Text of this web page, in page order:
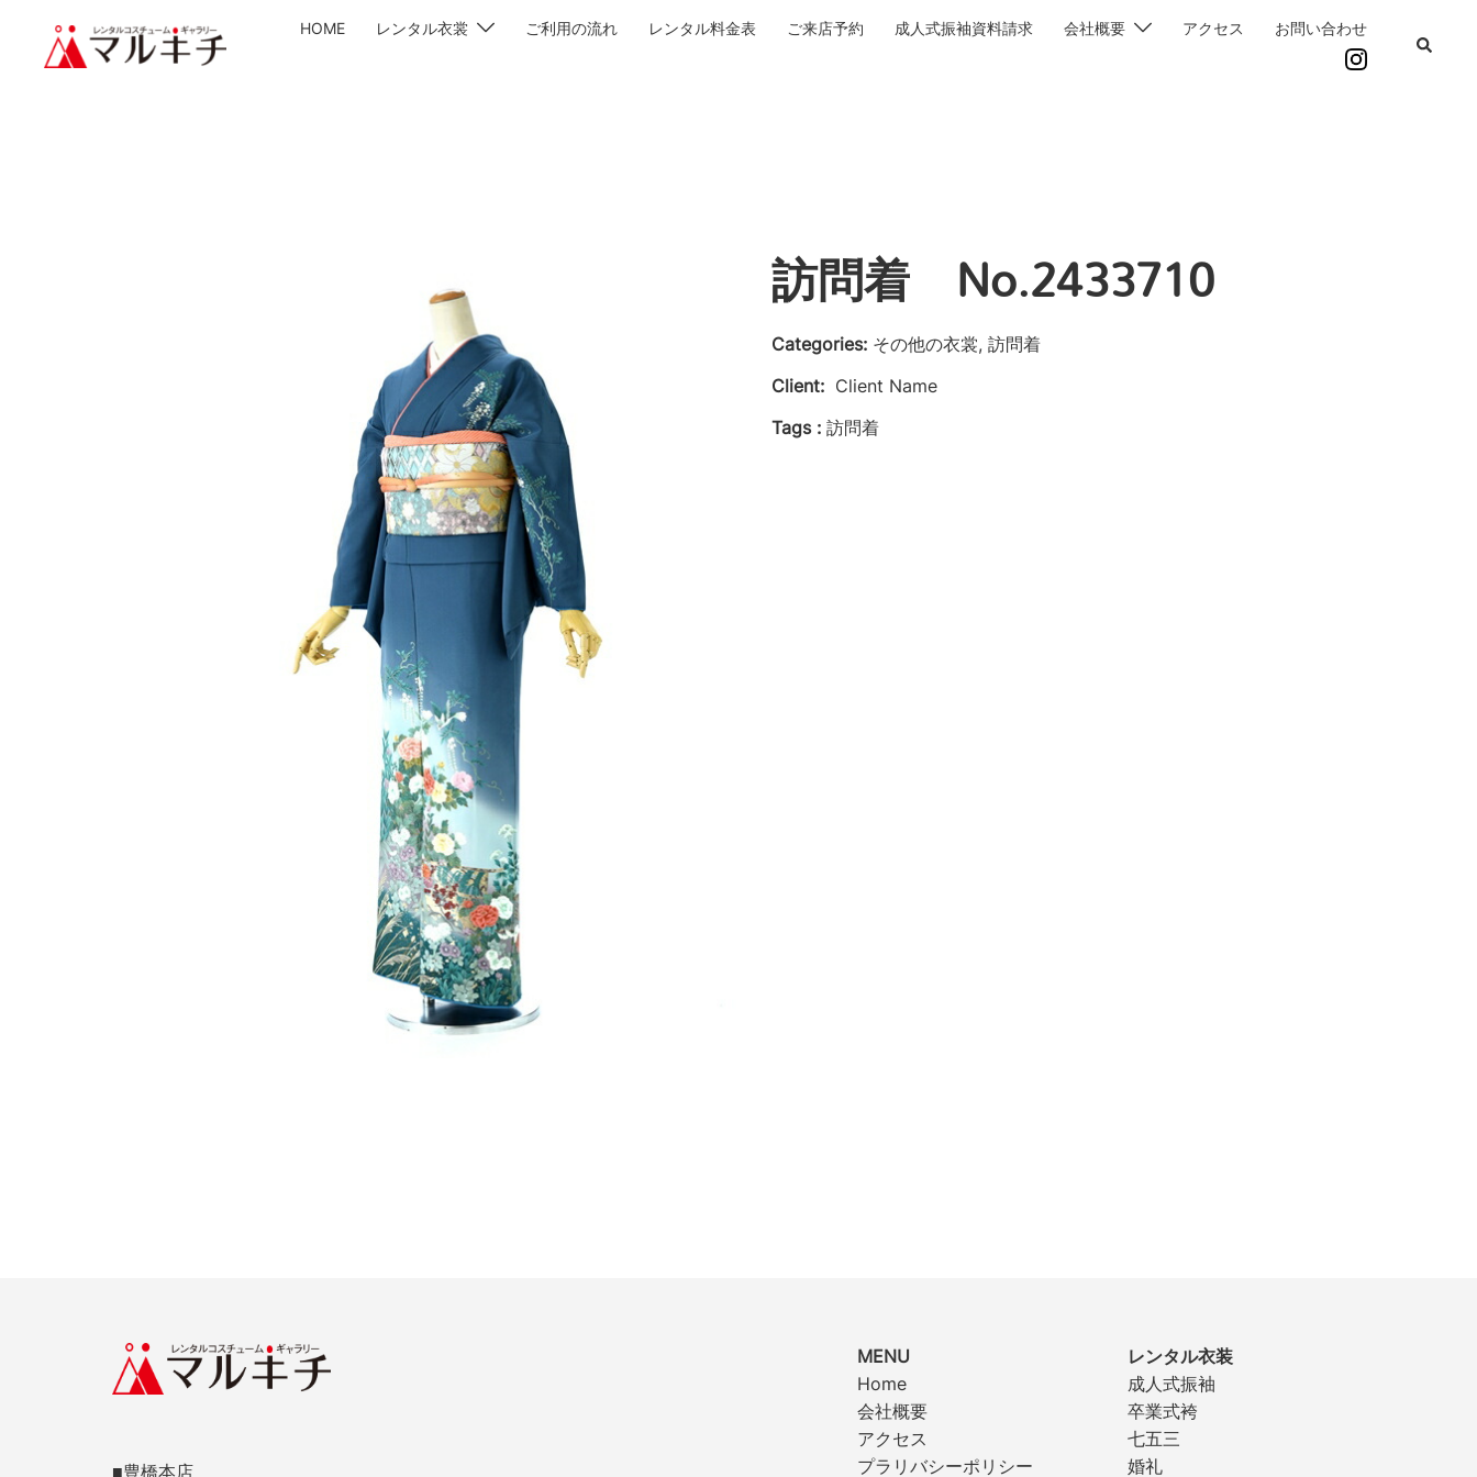
HOME レンタル衣裳 ご利用の流れ レンタル料金表 ご来店予約 成人式振袖資料請求 会社概要 アクセス お問い合わせ
訪問着 No.2433710
Categories: その他の衣裳, 訪問着
Client: Client Name
Tags : 訪問着
■豊橋本店
MENU
Home
会社概要
アクセス
プラリバシーポリシー
レンタル衣装
成人式振袖
卒業式袴
七五三
婚礼